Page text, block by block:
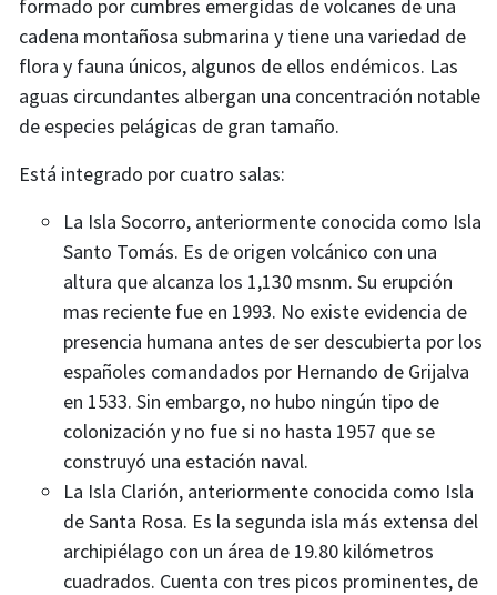
formado por cumbres emergidas de volcanes de una
cadena montañosa submarina y tiene una variedad de
flora y fauna únicos, algunos de ellos endémicos. Las
aguas circundantes albergan una concentración notable
de especies pelágicas de gran tamaño.
Está integrado por cuatro salas:
La Isla Socorro, anteriormente conocida como Isla
Santo Tomás. Es de origen volcánico con una
altura que alcanza los 1,130 msnm. Su erupción
mas reciente fue en 1993. No existe evidencia de
presencia humana antes de ser descubierta por los
españoles comandados por Hernando de Grijalva
en 1533. Sin embargo, no hubo ningún tipo de
colonización y no fue si no hasta 1957 que se
construyó una estación naval.
La Isla Clarión, anteriormente conocida como Isla
de Santa Rosa. Es la segunda isla más extensa del
archipiélago con un área de 19.80 kilómetros
cuadrados. Cuenta con tres picos prominentes, de